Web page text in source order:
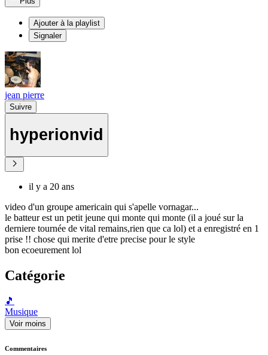
Ajouter à la playlist
Signaler
jean pierre
Suivre
hyperionvid
il y a 20 ans
video d'un groupe americain qui s'apelle vornagar...
le batteur est un petit jeune qui monte qui monte (il a joué sur la
derniere tournée de vital remains,rien que ca lol) et a enregistré en 1
prise !! chose qui merite d'etre precise pour le style
bon ecoeurement lol
Catégorie
🎵
Musique
Voir moins
Commentaires